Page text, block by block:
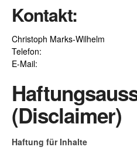
Kontakt:
Christoph Marks-Wilhelm
Telefon:
E-Mail:
(Disclaimer)
Haftung für Inhalte